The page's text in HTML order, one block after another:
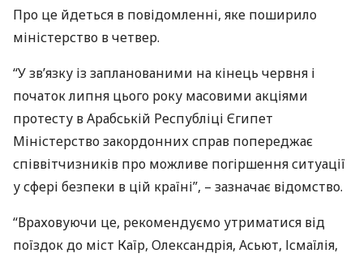
Про це йдеться в повідомленні, яке поширило
міністерство в четвер.
“У зв’язку із запланованими на кінець червня і
початок липня цього року масовими акціями
протесту в Арабській Республіці Єгипет
Міністерство закордонних справ попереджає
співвітчизників про можливе погіршення ситуації
у сфері безпеки в цій країні”, – зазначає відомство.
“Враховуючи це, рекомендуємо утриматися від
поїздок до міст Каїр, Олександрія, Асьют, Ісмаїлія,